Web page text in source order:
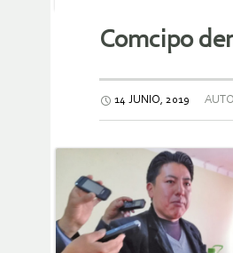
Comcipo
14 JUNIO, 2019